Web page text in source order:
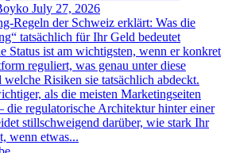
July 27, 2026
Regeln der Schweiz erklärt: Was die
tatsächlich für Ihr Geld bedeutet
Status ist am wichtigsten, wenn er konkret
reguliert, was genau unter diese
Risiken sie tatsächlich abdeckt.
als die meisten Marketingseiten
die regulatorische Architektur hinter einer
stillschweigend darüber, wie stark Ihr
wenn etwas...